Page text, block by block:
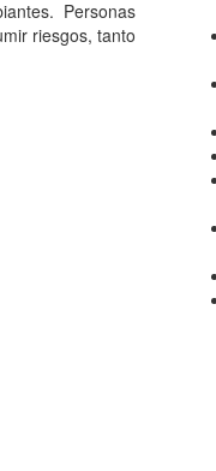
Personas
riesgos, tanto